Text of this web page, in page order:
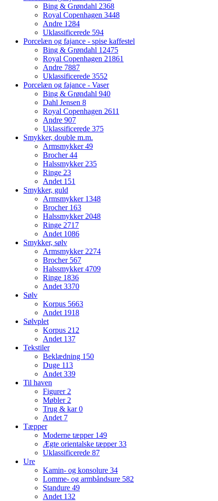
Bing & Grøndahl 2368
Royal Copenhagen 3448
Andre 1284
Uklassificerede 594
Porcelæn og fajance - spise kaffestel
Bing & Grøndahl 12475
Royal Copenhagen 21861
Andre 7887
Uklassificerede 3552
Porcelæn og fajance - Vaser
Bing & Grøndahl 940
Dahl Jensen 8
Royal Copenhagen 2611
Andre 907
Uklassificerede 375
Smykker, double m.m.
Armsmykker49
Brocher44
Halssmykker235
Ringe 23
Andet 151
Smykker, guld
Armsmykker 1348
Brocher 163
Halssmykker2048
Ringe 2717
Andet 1086
Smykker, sølv
Armsmykker2274
Brocher 567
Halssmykker4709
Ringe 1836
Andet3370
Sølv
Korpus 5663
Andet 1918
Sølvplet
Korpus 212
Andet 137
Tekstiler
Beklædning 150
Duge 113
Andet339
Til haven
Figurer2
Møbler2
Trug & kar0
Andet 7
Tæpper
Moderne tæpper 149
Ægte orientalske tæpper33
Uklassificerede 87
Ure
Kamin- og konsolure 34
Lomme- og armbåndsure 582
Standure 49
Andet 132